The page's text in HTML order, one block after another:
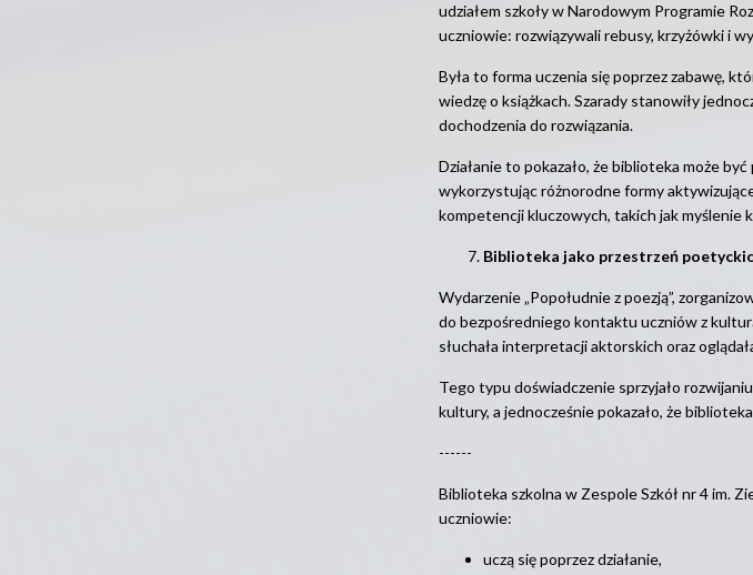
udziałem szkoły w Narodowym Programie
uczniowie: rozwiązywali rebusy, krzyżówki i
Była to forma uczenia się poprzez zabawę,
wiedzę o książkach. Szarady stanowiły
dochodzenia do rozwiązania.
Działanie to pokazało, że biblioteka może
wykorzystując różnorodne formy
kompetencji kluczowych, takich jak myślenie
Biblioteka jako przestrzeń
Wydarzenie „Popołudnie z poezją”,
do bezpośredniego kontaktu uczniów z
słuchała interpretacji aktorskich oraz
Tego typu doświadczenie sprzyjało
kultury, a jednocześnie pokazało, że
------
Biblioteka szkolna w Zespole Szkół nr 4 im.
uczniowie:
uczą się poprzez działanie,